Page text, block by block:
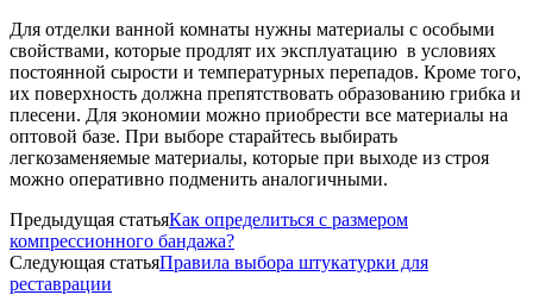
Для отделки ванной комнаты нужны материалы с особыми
свойствами, которые продлят их эксплуатацию в условиях
постоянной сырости и температурных перепадов. Кроме того,
их поверхность должна препятствовать образованию грибка и
плесени. Для экономии можно приобрести все материалы на
оптовой базе. При выборе старайтесь выбирать
легкозаменяемые материалы, которые при выходе из строя
можно оперативно подменить аналогичными.
Предыдущая статьяКак определиться с размером
компрессионного бандажа?
Следующая статьяПравила выбора штукатурки для
реставрации